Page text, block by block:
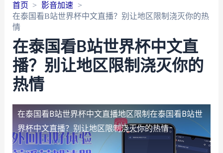
首页
影音加速
在泰国看B站世界杯中文直播？别让地区限制浇灭你的热
情
在泰国看B站世界杯中文直
播？别让地区限制浇灭你的
热情
在泰国看B站世界杯中文直播地区限制 在泰国看B站世
界杯中文直播？别让地区限制浇灭你的热情